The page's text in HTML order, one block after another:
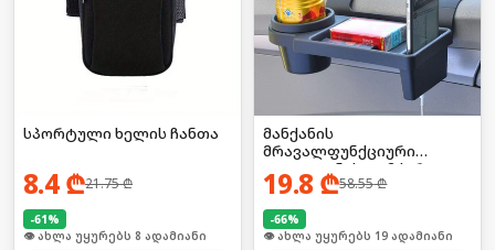
სპორტული ხელის ჩანთა
8.4₾21.75₾
-61%
🛒 ბოლო 24სთ-ში იყიდა 16-მა
მანქანის
მრავალფუნქციური
ტელეფონის დამჭერი
19.8 ₾58.55₾
-66%
🛒 ბოლო 24სთ-ში იყიდა 2-მა